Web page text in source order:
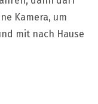
Kamera, um
mit nach Hause